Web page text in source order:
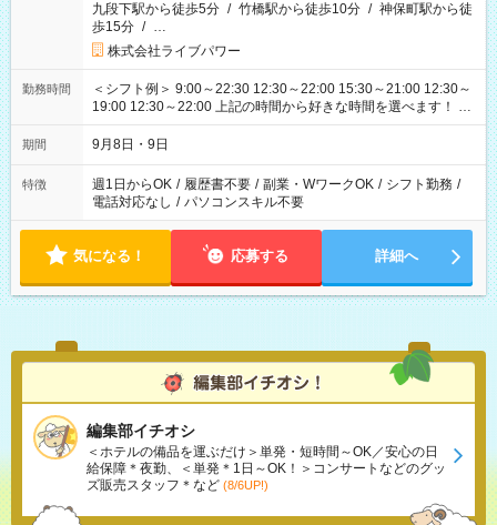
九段下駅から徒歩5分 / 竹橋駅から徒歩10分 / 神保町駅から徒
歩15分 / …
株式会社ライブパワー
勤務時間
＜シフト例＞ 9:00～22:30 12:30～22:00 15:30～21:00 12:30～
19:00 12:30～22:00 上記の時間から好きな時間を選べます！ ※
時間は変更となる可能性があります
期間 9月8日・9日
特徴 週1日からOK / 履歴書不要 / 副業・WワークOK / シフト勤務 /
電話対応なし / パソコンスキル不要
気になる！ 応募する 詳細へ
編集部イチオシ
＜ホテルの備品を運ぶだけ＞単発・短時間～OK／安心の日
給保障＊夜勤、＜単発＊1日～OK！＞コンサートなどのグッ
ズ販売スタッフ＊など (8/6UP!)